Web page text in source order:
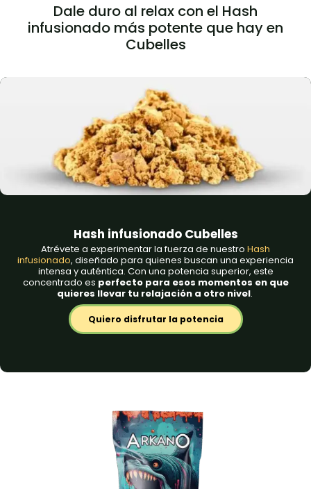
Dale duro al relax con el Hash
infusionado más potente que hay en
Cubelles
Hash infusionado Cubelles
Atrévete a experimentar la fuerza de nuestro Hash
infusionado, diseñado para quienes buscan una experiencia
intensa y auténtica. Con una potencia superior, este
concentrado es perfecto para esos momentos en que
quieres llevar tu relajación a otro nivel.
Quiero disfrutar la potencia